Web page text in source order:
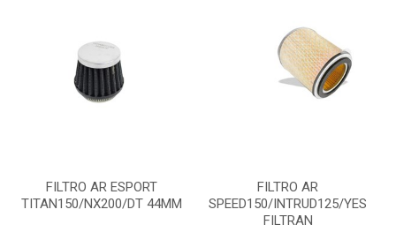
FILTRO AR ESPORT
TITAN150/NX200/DT 44MM
FILTRO AR
SPEED150/INTRUD125/YES
FILTRAN